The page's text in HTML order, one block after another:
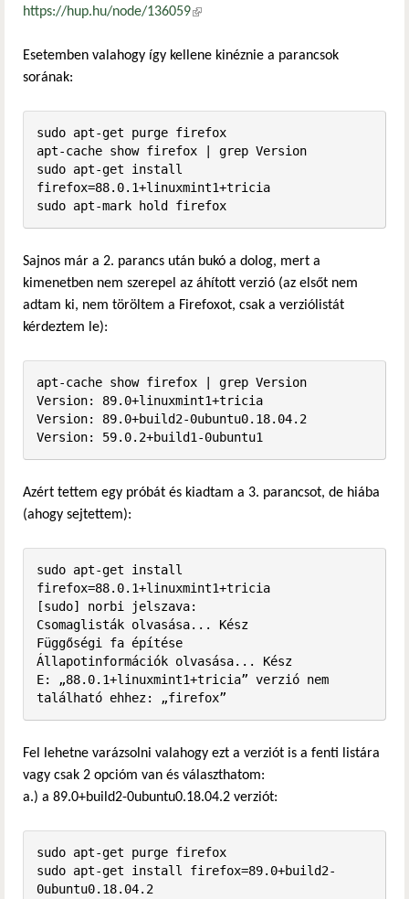
https://hup.hu/node/136059(külső hivatkozás)
Esetemben valahogy így kellene kinéznie a parancsok
sorának:
sudo apt-get purge firefox
apt-cache show firefox | grep Version
sudo apt-get install
firefox=88.0.1+linuxmint1+tricia
sudo apt-mark hold firefox
Sajnos már a 2. parancs után bukó a dolog, mert a
kimenetben nem szerepel az áhított verzió (az elsőt nem
adtam ki, nem töröltem a Firefoxot, csak a verziólistát
kérdeztem le):
apt-cache show firefox | grep Version
Version: 89.0+linuxmint1+tricia
Version: 89.0+build2-0ubuntu0.18.04.2
Version: 59.0.2+build1-0ubuntu1
Azért tettem egy próbát és kiadtam a 3. parancsot, de hiába
(ahogy sejtettem):
sudo apt-get install
firefox=88.0.1+linuxmint1+tricia
[sudo] norbi jelszava:
Csomaglisták olvasása... Kész
Függőségi fa építése
Állapotinformációk olvasása... Kész
E: „88.0.1+linuxmint1+tricia” verzió nem
található ehhez: „firefox”
Fel lehetne varázsolni valahogy ezt a verziót is a fenti listára
vagy csak 2 opcióm van és választhatom:
a.) a 89.0+build2-0ubuntu0.18.04.2 verziót:
sudo apt-get purge firefox
sudo apt-get install firefox=89.0+build2-
0ubuntu0.18.04.2